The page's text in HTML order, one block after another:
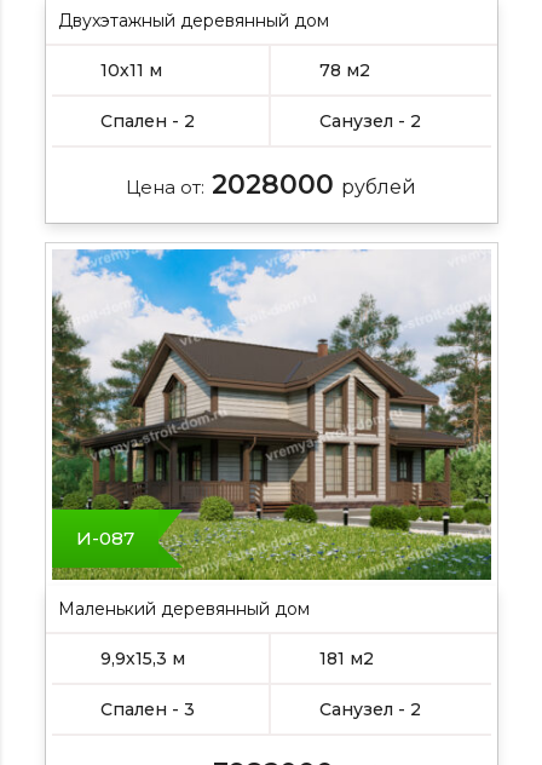
Двухэтажный деревянный дом
10х11 м 78 м2
Спален - 2 Санузел - 2
Цена от: 2028000 рублей
И-087
Маленький деревянный дом
9,9х15,3 м 181 м2
Спален - 3 Санузел - 2